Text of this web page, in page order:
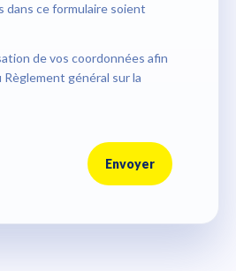
dans ce formulaire soient
de vos coordonnées afin
général sur la
Envoyer